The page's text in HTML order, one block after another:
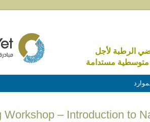
الرطبة لأجل
مستدامة
Workshop – Introduction